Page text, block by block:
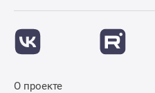
О проекте